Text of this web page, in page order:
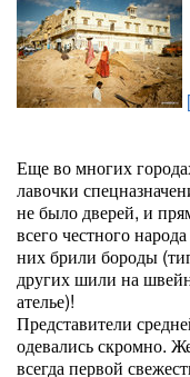
Еще во многих
лавочки
не было дверей, и
всего честного
них брили бороды
других шили на
ателье)!
Представители
одевались скромно.
всегда первой